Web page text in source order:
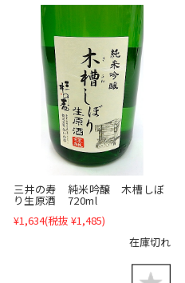
三井の寿 純米吟醸 木槽しぼ
り生原酒 720ml
¥1,634(税抜 ¥1,485)
在庫切れ